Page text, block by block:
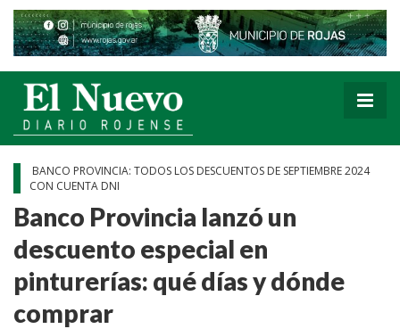
BANCO PROVINCIA: TODOS LOS DESCUENTOS DE SEPTIEMBRE 2024
CON CUENTA DNI
Banco Provincia lanzó un
descuento especial en
pinturerías: qué días y dónde
comprar